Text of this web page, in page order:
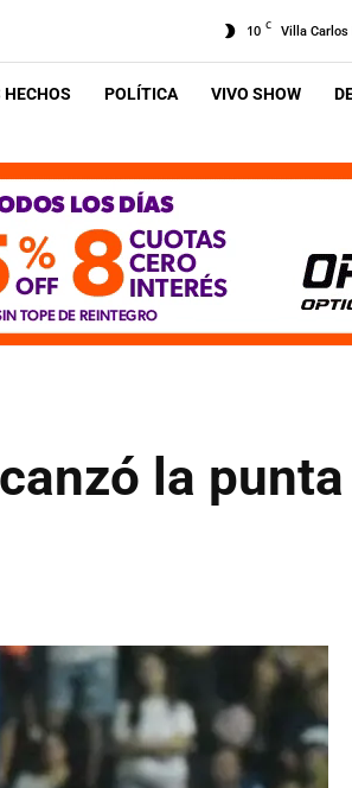
10 C Villa Carlos
HECHOS POLÍTICA VIVO SHOW
la punta